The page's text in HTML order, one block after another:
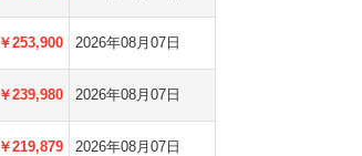
￥253,900 2026年08月07日
￥239,980 2026年08月07日
￥219,879 2026年08月07日